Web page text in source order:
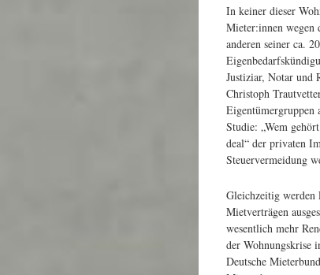
In keiner dieser
Mieter:innen wegen
anderen seiner ca.
Justiziar, Notar und
Christoph
Studie: „Wem
deal“ der privaten
Steuervermeidung
Gleichzeitig werden
Mietverträgen
wesentlich mehr
der Wohnungskrise
Deutsche